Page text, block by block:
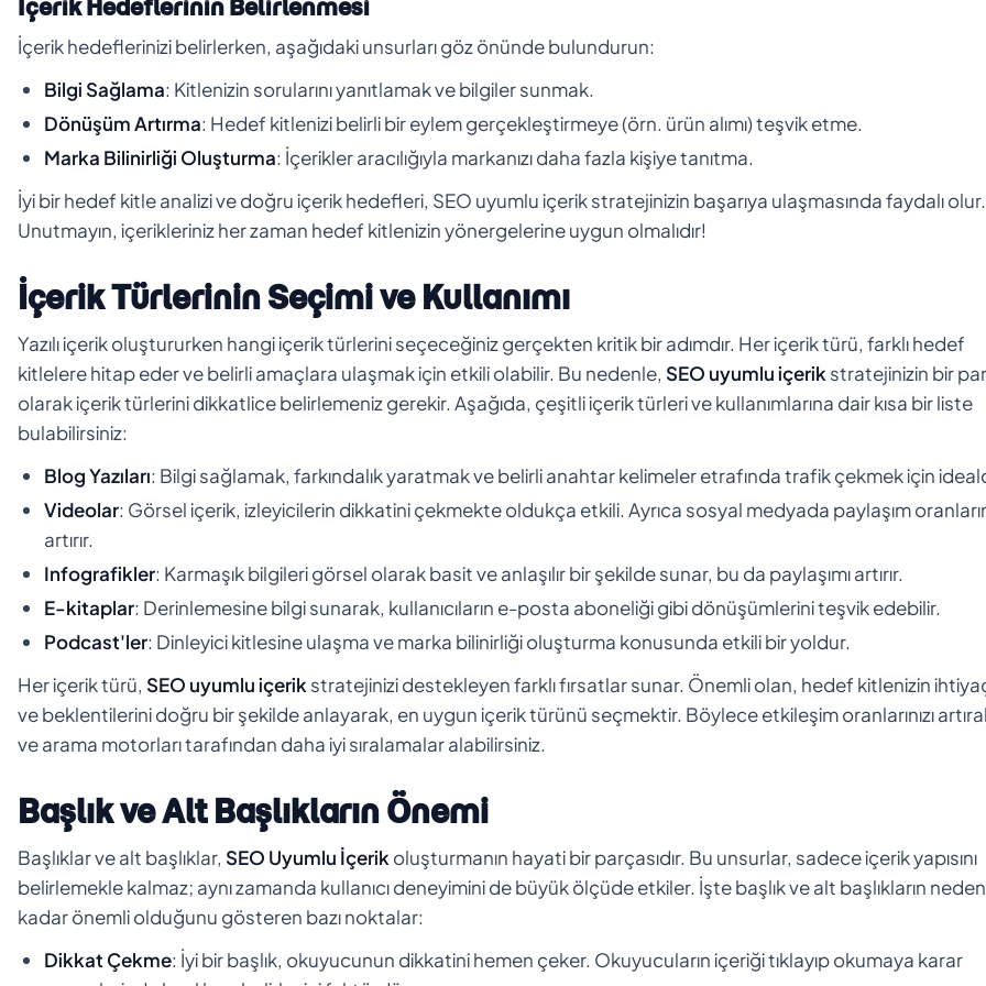
İçerik Hedeflerinin Belirlenmesi
İçerik hedeflerinizi belirlerken, aşağıdaki unsurları göz önünde bulundurun:
Bilgi Sağlama: Kitlenizin sorularını yanıtlamak ve bilgiler sunmak.
Dönüşüm Artırma: Hedef kitlenizi belirli bir eylem gerçekleştirmeye (örn. ürün alımı) teşvik etme.
Marka Bilinirliği Oluşturma: İçerikler aracılığıyla markanızı daha fazla kişiye tanıtma.
İyi bir hedef kitle analizi ve doğru içerik hedefleri, SEO uyumlu içerik stratejinizin başarıya ulaşmasında faydalı olur.
Unutmayın, içerikleriniz her zaman hedef kitlenizin yönergelerine uygun olmalıdır!
İçerik Türlerinin Seçimi ve Kullanımı
Yazılı içerik oluştururken hangi içerik türlerini seçeceğiniz gerçekten kritik bir adımdır. Her içerik türü, farklı hedef
kitlelere hitap eder ve belirli amaçlara ulaşmak için etkili olabilir. Bu nedenle, SEO uyumlu içerik stratejinizin bir
olarak içerik türlerini dikkatlice belirlemeniz gerekir. Aşağıda, çeşitli içerik türleri ve kullanımlarına dair kısa bir liste
bulabilirsiniz:
Blog Yazıları: Bilgi sağlamak, farkındalık yaratmak ve belirli anahtar kelimeler etrafında trafik çekmek için
Videolar: Görsel içerik, izleyicilerin dikkatini çekmekte oldukça etkili. Ayrıca sosyal medyada paylaşım
artırır.
Infografikler: Karmaşık bilgileri görsel olarak basit ve anlaşılır bir şekilde sunar, bu da paylaşımı artırır.
E-kitaplar: Derinlemesine bilgi sunarak, kullanıcıların e-posta aboneliği gibi dönüşümlerini teşvik edebilir.
Podcast'ler: Dinleyici kitlesine ulaşma ve marka bilinirliği oluşturma konusunda etkili bir yoldur.
Her içerik türü, SEO uyumlu içerik stratejinizi destekleyen farklı fırsatlar sunar. Önemli olan, hedef kitlenizin
ve beklentilerini doğru bir şekilde anlayarak, en uygun içerik türünü seçmektir. Böylece etkileşim oranlarınızı
ve arama motorları tarafından daha iyi sıralamalar alabilirsiniz.
Başlık ve Alt Başlıkların Önemi
Başlıklar ve alt başlıklar, SEO Uyumlu İçerik oluşturmanın hayati bir parçasıdır. Bu unsurlar, sadece içerik yapısını
belirlemekle kalmaz; aynı zamanda kullanıcı deneyimini de büyük ölçüde etkiler. İşte başlık ve alt başlıkların
kadar önemli olduğunu gösteren bazı noktalar:
Dikkat Çekme: İyi bir başlık, okuyucunun dikkatini hemen çeker. Okuyucuların içeriği tıklayıp okumaya karar